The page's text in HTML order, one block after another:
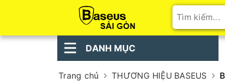
DANH MỤC
Trang chủ
THƯƠNG HIỆU BASEUS